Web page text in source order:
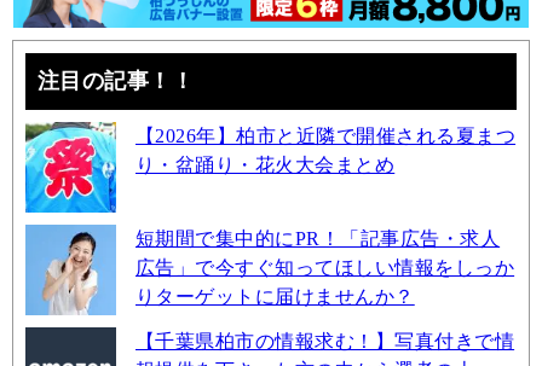
注目の記事！！
【2026年】柏市と近隣で開催される夏まつ
り・盆踊り・花火大会まとめ
短期間で集中的にPR！「記事広告・求人
広告」で今すぐ知ってほしい情報をしっか
りターゲットに届けませんか？
【千葉県柏市の情報求む！】写真付きで情